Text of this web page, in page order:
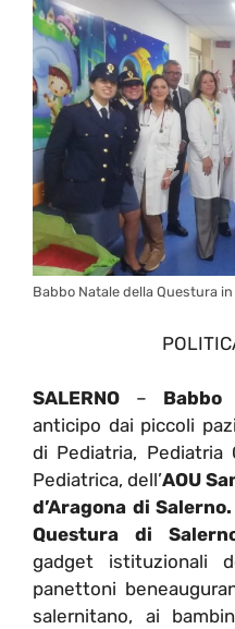
Babbo Natale della Questura
SALERNO – Babbo
anticipo dai piccoli
di Pediatria, Pediatria
Pediatrica, dell’AOU
d’Aragona di Salerno.
Questura di
gadget istituzionali
panettoni
salernitano, ai